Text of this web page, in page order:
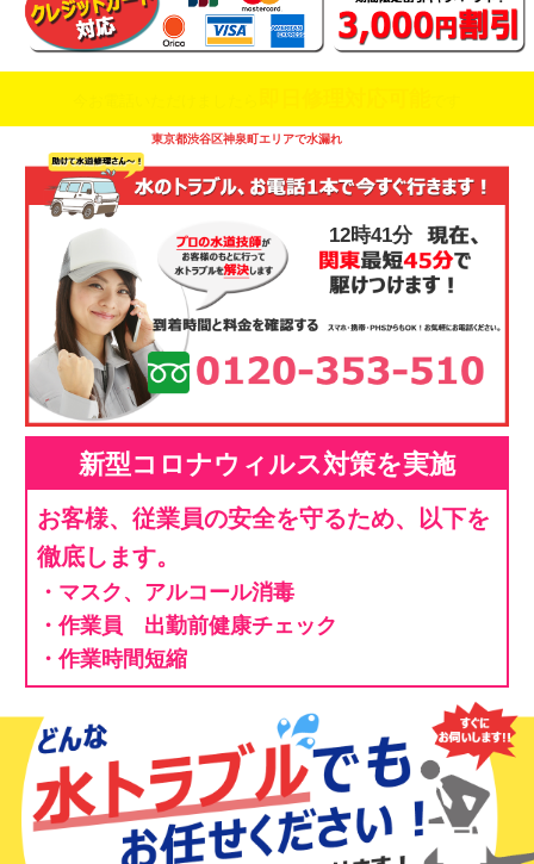
東京都渋谷区神泉町エリアで水漏れ
12時41分
新型コロナウィルス対策を実施
お客様、従業員の安全を守るため、以下を
徹底します。
・マスク、アルコール消毒
・作業員 出勤前健康チェック
・作業時間短縮